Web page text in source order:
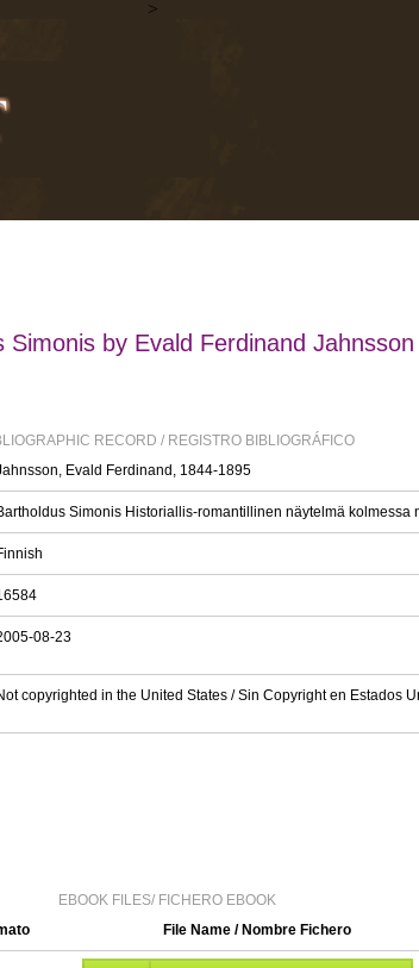
>
Simonis by Evald Ferdinand Jahnsson
RECORD / REGISTRO BIBLIOGRÁFICO
Evald Ferdinand, 1844-1895
Simonis Historiallis-romantillinen näytelmä kolmessa
08-23
copyrighted in the United States / Sin Copyright en Estados
EBOOK FILES/ FICHERO EBOOK
File Name / Nombre Fichero